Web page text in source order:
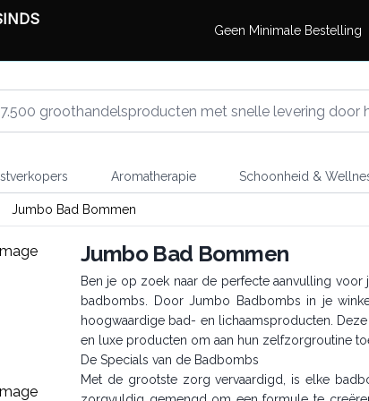
Geen Minimale Bestelling
Aromatherapie Schoonheid &
Jumbo Bad Bommen
Jumbo Bad Bommen
Ben je op zoek naar de perfecte aanvulling
badbombs. Door Jumbo Badbombs in je
hoogwaardige bad- en lichaamsproducten.
en luxe producten om aan hun zelfzorgroutine
De Specials van de Badbombs
Met de grootste zorg vervaardigd, is elke